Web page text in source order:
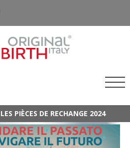
PIÈCES DE RECHANGE 2024